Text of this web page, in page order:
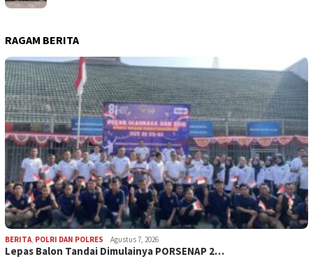
RAGAM BERITA
BERITA POLRI DAN POLRES Agustus 7, 2026
Lepas Balon Tandai Dimulainya PORSENAP 2…